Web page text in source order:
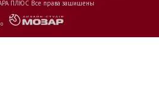
ПЛЮС Все права защищены